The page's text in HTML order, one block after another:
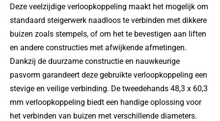
Deze veelzijdige verloopkoppeling maakt het mogelijk om
standaard steigerwerk naadloos te verbinden met dikkere
buizen zoals stempels, of om het te bevestigen aan liften
en andere constructies met afwijkende afmetingen.
Dankzij de duurzame constructie en nauwkeurige
pasvorm garandeert deze gebruikte verloopkoppeling een
stevige en veilige verbinding. De tweedehands 48,3 x 60,3
mm verloopkoppeling biedt een handige oplossing voor
het verbinden van buizen met verschillende diameters.